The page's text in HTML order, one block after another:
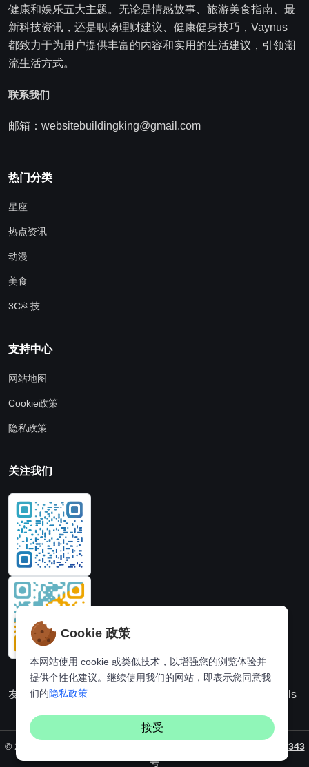
健康和娱乐五大主题。无论是情感故事、旅游美食指南、最
新科技资讯，还是职场理财建议、健康健身技巧，Vaynus
都致力于为用户提供丰富的内容和实用的生活建议，引领潮
流生活方式。
联系我们
邮箱：websitebuildingking@gmail.com
热门分类
星座
热点资讯
动漫
美食
3C科技
支持中心
网站地图
Cookie政策
隐私政策
关注我们
友情链接：动漫派 Hi,online tools
© 2026. All rights reserved by
粤ICP备2024231343
号
Cookie 政策
本网站使用 cookie 或类似技术，以增强您的浏览体验并
提供个性化建议。继续使用我们的网站，即表示您同意我
们的隐私政策
接受